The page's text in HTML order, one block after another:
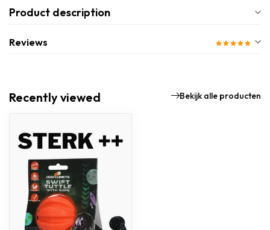
Product description
Reviews
Recently viewed Bekijk alle producten